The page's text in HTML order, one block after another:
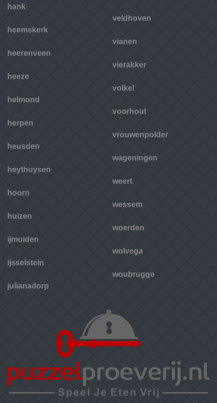
hank
heemskerk
heerenveen
heeze
helmond
herpen
heusden
heythuysen
hoorn
huizen
ijmuiden
ijsselstein
julianadorp
veldhoven
vianen
vierakker
volkel
voorhout
vrouwenpolder
wageningen
weert
wessem
woerden
wolvega
woubrugge